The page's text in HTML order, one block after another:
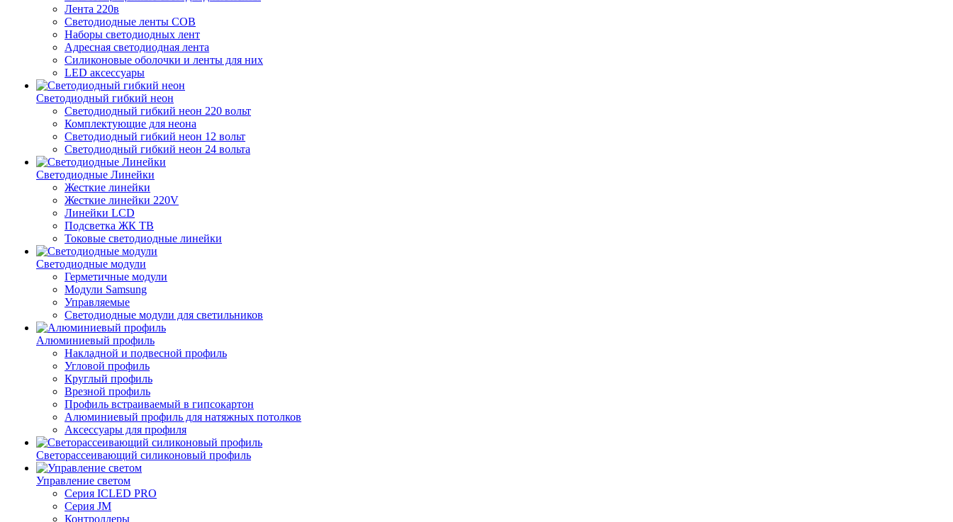
Лента 220в
Светодиодные ленты COB
Наборы светодиодных лент
Адресная светодиодная лента
Силиконовые оболочки и ленты для них
LED аксессуары
Светодиодный гибкий неон
Светодиодный гибкий неон 220 вольт
Комплектующие для неона
Светодиодный гибкий неон 12 вольт
Светодиодный гибкий неон 24 вольта
Светодиодные Линейки
Жесткие линейки
Жесткие линейки 220V
Линейки LCD
Подсветка ЖК ТВ
Токовые светодиодные линейки
Светодиодные модули
Герметичные модули
Модули Samsung
Управляемые
Светодиодные модули для светильников
Алюминиевый профиль
Накладной и подвесной профиль
Угловой профиль
Круглый профиль
Врезной профиль
Профиль встраиваемый в гипсокартон
Алюминиевый профиль для натяжных потолков
Аксессуары для профиля
Светорассеивающий силиконовый профиль
Управление светом
Серия ICLED PRO
Серия JM
Контроллеры